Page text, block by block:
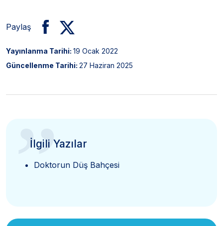
Paylaş
Yayınlanma Tarihi: 19 Ocak 2022
Güncellenme Tarihi: 27 Haziran 2025
”
İlgili Yazılar
Doktorun Düş Bahçesi